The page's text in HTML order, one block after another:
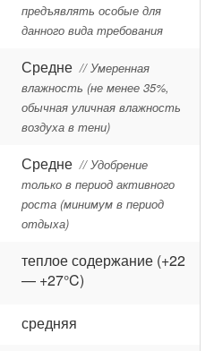
предъявлять особые для
данного вида требования
Средне // Умеренная
влажность (не менее 35%,
обычная уличная влажность
воздуха в тени)
Средне // Удобрение
только в период активного
роста (минимум в период
отдыха)
теплое содержание (+22
— +27°C)
средняя